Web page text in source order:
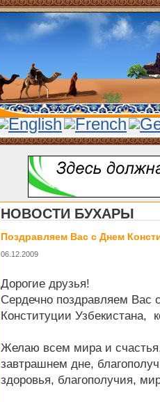
НОВОСТИ БУХАРЫ
Поздравляем Вас с Днем
06.12.2009
Дорогие друзья!
Сердечно поздравляем Вас
Конституции Узбекистана,
Желаю всем мира и счастья,
завтрашнем дне,
здоровья, благополучия,